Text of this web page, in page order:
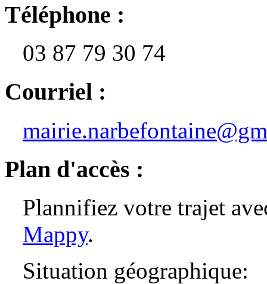
Téléphone :
03 87 79 30 74
Courriel :
Plan d'accès :
Plannifiez votre trajet
Mappy.
Situation géographique: